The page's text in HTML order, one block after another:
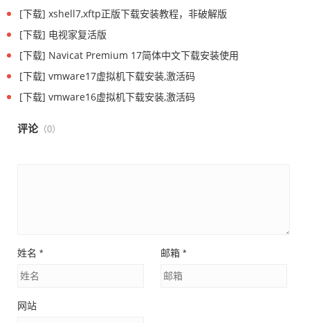
[下载] xshell7,xftp正版下载安装教程，非破解版
[下载] 电视家复活版
[下载] Navicat Premium 17简体中文下载安装使用
[下载] vmware17虚拟机下载安装,激活码
[下载] vmware16虚拟机下载安装,激活码
评论（0）
姓名 * 邮箱 *
网站